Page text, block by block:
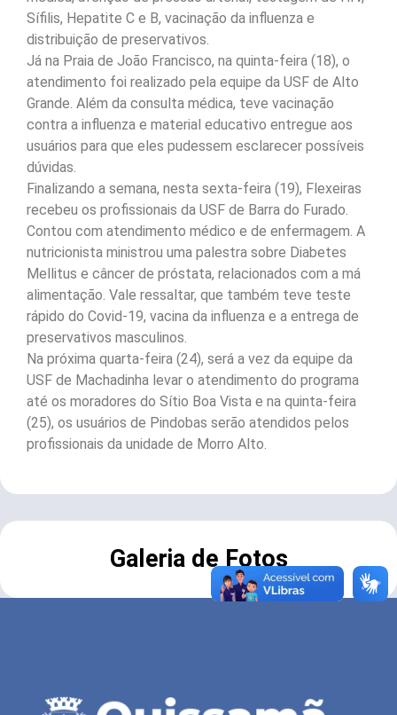
Sífilis, Hepatite C e B, vacinação da influenza e
distribuição de preservativos.
Já na Praia de João Francisco, na quinta-feira (18), o
atendimento foi realizado pela equipe da USF de Alto
Grande. Além da consulta médica, teve vacinação
contra a influenza e material educativo entregue aos
usuários para que eles pudessem esclarecer possíveis
dúvidas.
Finalizando a semana, nesta sexta-feira (19), Flexeiras
recebeu os profissionais da USF de Barra do Furado.
Contou com atendimento médico e de enfermagem. A
nutricionista ministrou uma palestra sobre Diabetes
Mellitus e câncer de próstata, relacionados com a má
alimentação. Vale ressaltar, que também teve teste
rápido do Covid-19, vacina da influenza e a entrega de
preservativos masculinos.
Na próxima quarta-feira (24), será a vez da equipe da
USF de Machadinha levar o atendimento do programa
até os moradores do Sítio Boa Vista e na quinta-feira
(25), os usuários de Pindobas serão atendidos pelos
profissionais da unidade de Morro Alto.
Galeria de Fotos